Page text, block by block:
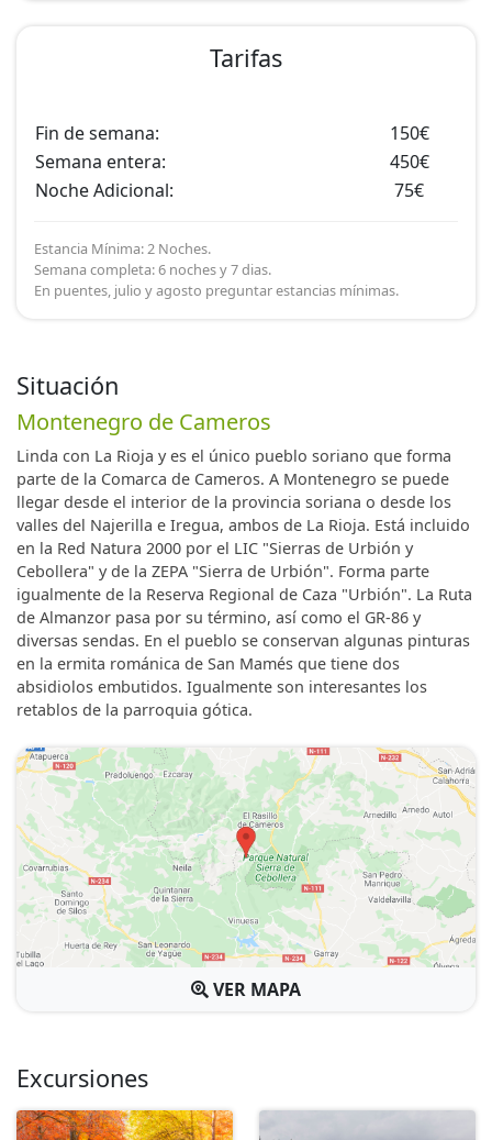
Situación
Montenegro de Cameros
Linda con La Rioja y es el único pueblo soriano que forma
parte de la Comarca de Cameros. A Montenegro se puede
llegar desde el interior de la provincia soriana o desde los
valles del Najerilla e Iregua, ambos de La Rioja. Está incluido
en la Red Natura 2000 por el LIC "Sierras de Urbión y
Cebollera" y de la ZEPA "Sierra de Urbión". Forma parte
igualmente de la Reserva Regional de Caza "Urbión". La Ruta
de Almanzor pasa por su término, así como el GR-86 y
diversas sendas. En el pueblo se conservan algunas pinturas
en la ermita románica de San Mamés que tiene dos
absidiolos embutidos. Igualmente son interesantes los
retablos de la parroquia gótica.
VER MAPA
Excursiones
Tarifas
Fin de semana:
150€
Semana entera:
450€
Noche Adicional:
75€
Estancia Mínima: 2 Noches.
Semana completa: 6 noches y 7 dias.
En puentes, julio y agosto preguntar estancias mínimas.